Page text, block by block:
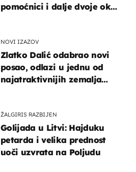
pomoćnici i dalje dvoje oko
NOVI IZAZOV
Zlatko Dalić odabrao novi
posao, odlazi u jednu od
najatraktivnijih zemalja
ŽALGIRIS RAZBIJEN
Golijada u Litvi: Hajduku
petarda i velika prednost
uoči uzvrata na Poljudu